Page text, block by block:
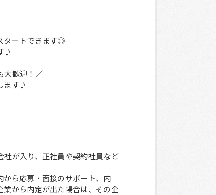
タートできます◎
♪
大歓迎！／
ます♪
社が入り、正社員や契約社員など
ら応募・面接のサポート、内
から内定が出た場合は、その企